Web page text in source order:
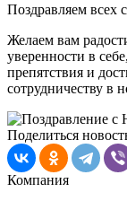
Поздравляем
Желаем вам
уверенности в
препятствия и
сотрудничеству в
Поделиться
Компания